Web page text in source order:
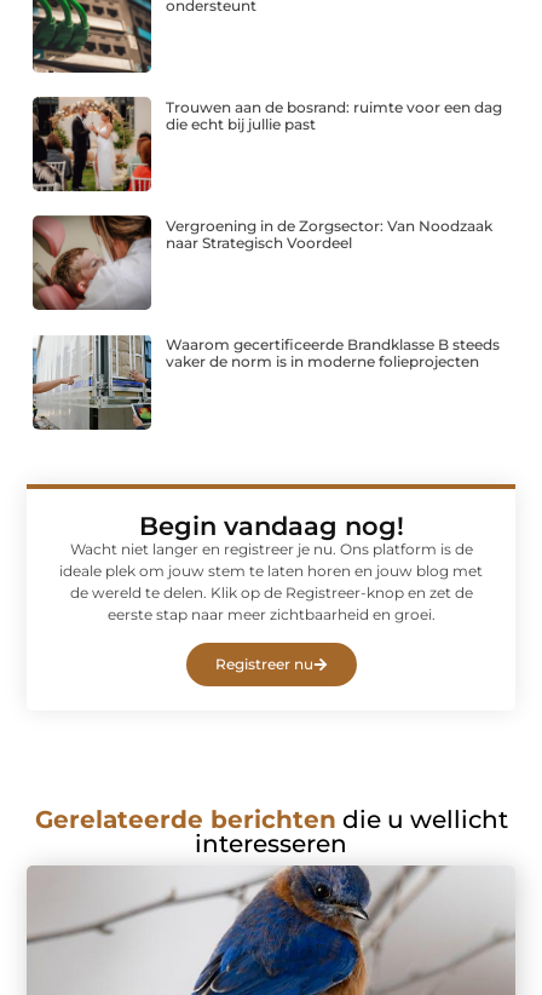
ondersteunt
Trouwen aan de bosrand: ruimte voor een dag
die echt bij jullie past
Vergroening in de Zorgsector: Van Noodzaak
naar Strategisch Voordeel
Waarom gecertificeerde Brandklasse B steeds
vaker de norm is in moderne folieprojecten
Begin vandaag nog!
Wacht niet langer en registreer je nu. Ons platform is de
ideale plek om jouw stem te laten horen en jouw blog met
de wereld te delen. Klik op de Registreer-knop en zet de
eerste stap naar meer zichtbaarheid en groei.
Registreer nu
Gerelateerde berichten die u wellicht
interesseren